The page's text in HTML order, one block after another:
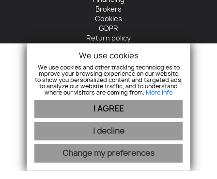
Brokers
Cookies
GDPR
Return policy
+421 905 422 485
info@horizontreal.sk
Join us
We use cookies
We use cookies and other tracking technologies to
improve your browsing experience on our website,
to show you personalized content and targeted ads,
to analyze our website traffic, and to understand
where our visitors are coming from. More info
I AGREE
I decline
Change my preferences